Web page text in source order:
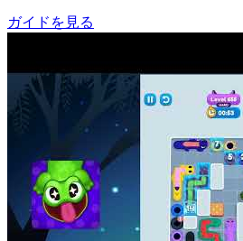
ガイドを見る